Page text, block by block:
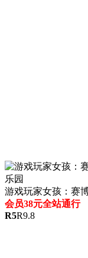
游戏玩家女孩：赛
会员38元全站通行
R5R9.8